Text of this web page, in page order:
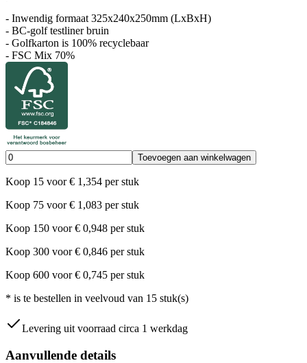
- Inwendig formaat 325x240x250mm (LxBxH)
- BC-golf testliner bruin
- Golfkarton is 100% recyclebaar
- FSC Mix 70%
Toevoegen aan winkelwagen
Koop 15 voor € 1,354 per stuk
Koop 75 voor € 1,083 per stuk
Koop 150 voor € 0,948 per stuk
Koop 300 voor € 0,846 per stuk
Koop 600 voor € 0,745 per stuk
* is te bestellen in veelvoud van 15 stuk(s)
Levering uit voorraad circa 1 werkdag
Aanvullende details